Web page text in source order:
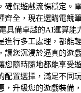
確保遊戲流暢穩定。
齊全，現在選購電競
具備卓越的AI運算能
進行多工處理，都能
讓您沉浸於逼真的遊
您隨時隨地都能享受
配置選擇，滿足不同
，升級您的遊戲裝備